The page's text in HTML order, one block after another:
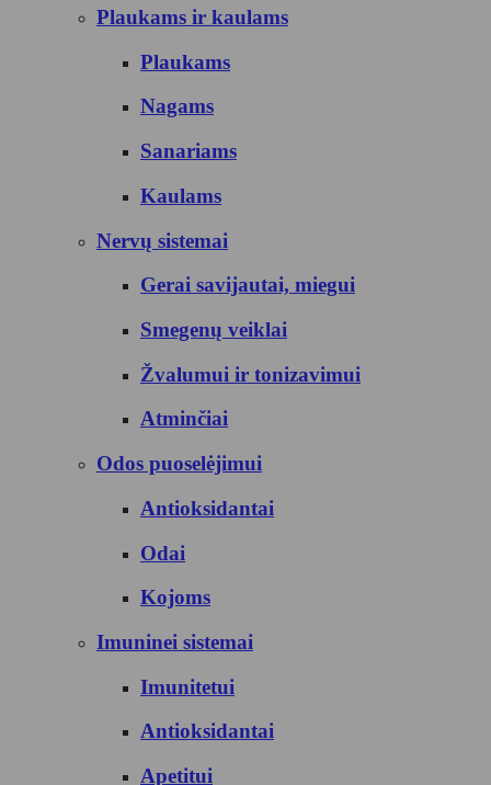
Plaukams ir kaulams
Plaukams
Nagams
Sanariams
Kaulams
Nervų sistemai
Gerai savijautai, miegui
Smegenų veiklai
Žvalumui ir tonizavimui
Atminčiai
Odos puoselėjimui
Antioksidantai
Odai
Kojoms
Imuninei sistemai
Imunitetui
Antioksidantai
Apetitui